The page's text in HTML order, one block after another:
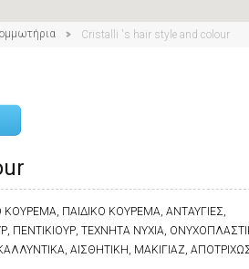
Cristalli 's hair style and colour
ΠΑΙΔΙΚΟ ΚΟΥΡΕΜΑ, ΑΝΤΑΥΓΙΕΣ,
ΤΕΧΝΗΤΑ ΝΥΧΙΑ,
ΑΙΣΘΗΤΙΚΗ, ΜΑΚΙΓΙΑΖ,